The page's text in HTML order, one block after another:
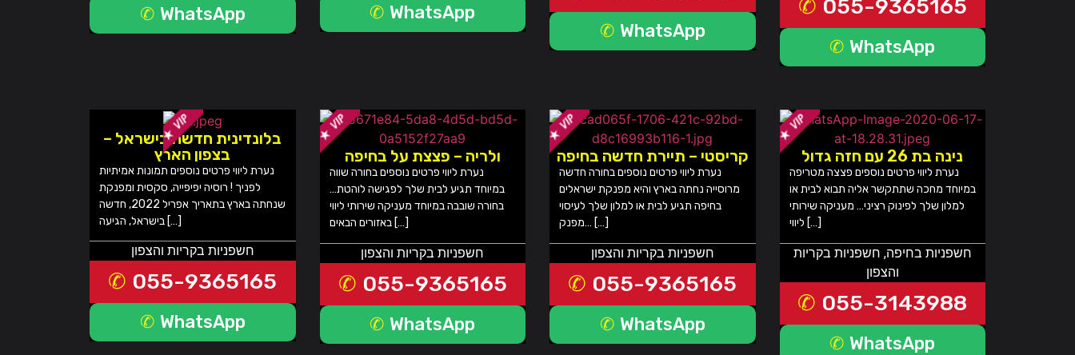
WhatsApp WhatsApp
WhatsApp
055-9365165
WhatsApp
בלונדינית חדשה בישראל –
בצפון הארץ
נערת ליווי פרטים נוספים תמונות אמיתיות
לפניך ! רוסיה יפיפייה, סקסית ומפנקת
שנחתה בארץ בתאריך אפריל 2022, חדשה
בישראל, הגיעה […]
חשפניות בקריות והצפון
055-9365165
WhatsApp
ולריה – פצצת על בחיפה
נערת ליווי פרטים נוספים בחורה שווה
במיוחד תגיע לבית שלך לפגישה לוהטת…
בחורה שובבה במיוחד מעניקה שירותי ליווי
באזורים הבאים […]
חשפניות בקריות והצפון
055-9365165
WhatsApp
קריסטי – תיירת חדשה בחיפה
נערת ליווי פרטים נוספים בחורה חדשה
מרוסייה נחתה בארץ והיא מפנקת ישראלים
בחיפה תגיע לבית או למלון שלך לעיסוי
מפנק… […]
חשפניות בקריות והצפון
055-9365165
WhatsApp
נינה בת 26 עם חזה גדול
נערת ליווי פרטים נוספים פצצה מטריפה
במיוחד מחכה שתתקשר אליה תבוא לבית או
למלון שלך לפינוק רציני… מעניקה שירותי
ליווי […]
חשפניות בחיפה, חשפניות בקריות
והצפון
055-3143988
WhatsApp